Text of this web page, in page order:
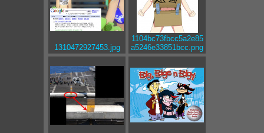
1310472927453.jpg
1104bc73fbcc5a2e85
a5246e33851bcc.png